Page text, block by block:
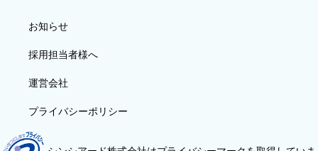
お知らせ
採用担当者様へ
運営会社
プライバシーポリシー